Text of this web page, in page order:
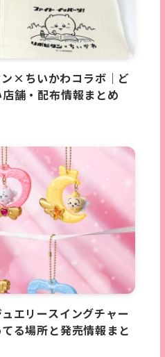
ン×ちいかわコラボ｜ど
舗・配布情報まとめ
エリースイングチャー
る場所と発売情報まと